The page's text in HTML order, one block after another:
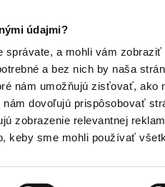
údajmi?
a mohli vám zobraziť
a bez nich by naša
nám umožňujú zisťovať, ako
dovoľujú prispôsobovať
zobrazenie relevantnej
keby sme mohli používať